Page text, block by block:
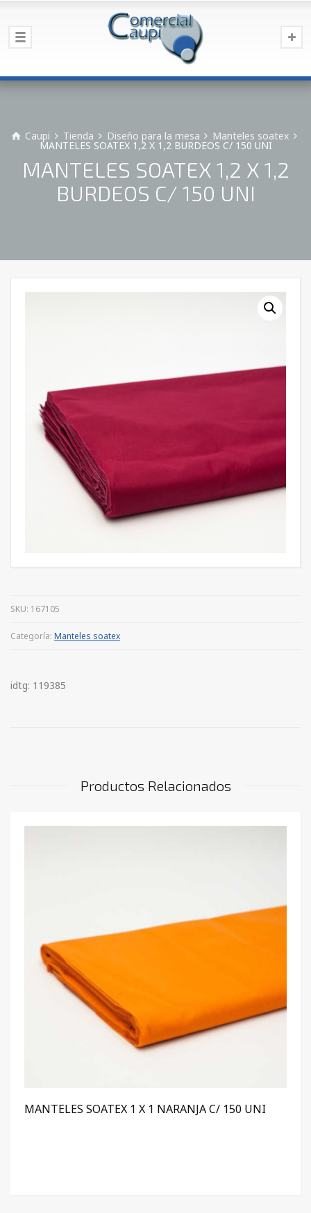
Caupi Tienda Diseño para la mesa Manteles soatex
MANTELES SOATEX 1,2 X 1,2 BURDEOS C/ 150 UNI
MANTELES SOATEX 1,2 X 1,2
BURDEOS C/ 150 UNI
SKU: 167105
Categoría: Manteles soatex
idtg: 119385
Productos Relacionados
MANTELES SOATEX 1 X 1 NARANJA C/ 150 UNI